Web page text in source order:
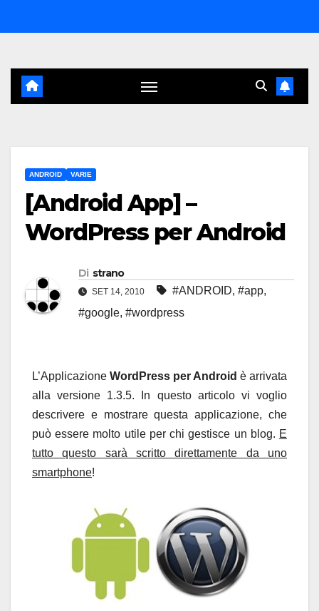
al
ANDROID VARIE
[Android App] –
WordPress per Android
Di strano
SET 14, 2010 #ANDROID, #app,
#google, #wordpress
L’Applicazione WordPress per Android è arrivata
alla versione 1.3.5. In questo articolo vi voglio
descrivere e mostrare questa applicazione, che
può essere molto utile per chi gestisce un blog. E
tutto questo sarà scritto direttamente da uno
smartphone!